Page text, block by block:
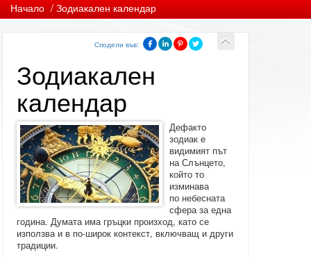
Начало / Зодиакален календар
Сподели във:
Зодиакален
календар
Дефакто
зодиак е
видимият път
на Слънцето,
който то
изминава
по небесната
сфера за една
година. Думата има гръцки произход, като се
използва и в по-широк контекст, включващ и други
традиции.